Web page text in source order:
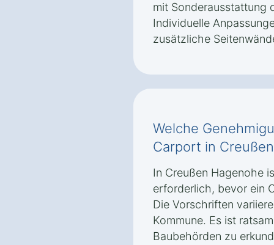
mit Sonderausstattung
Individuelle
zusätzliche
Welche
Carport in
In Creußen Hagenohe
erforderlich, bevor ein
Die Vorschriften
Kommune. Es ist
Baubehörden zu